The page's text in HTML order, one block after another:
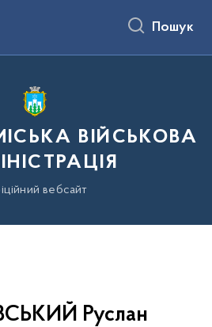
Пошук
ВІЙСЬКОВА
вебсайт
Руслан